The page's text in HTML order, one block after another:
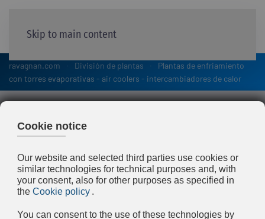
Skip to main content
ravagnan.com División de plantas
Plantas de enfriamiento
con torres evaporativas - air coolers - intercambiadores de calor
Plantas de enfriamiento
con torres evaporativas -
air coolers -
intercambiadores de calor